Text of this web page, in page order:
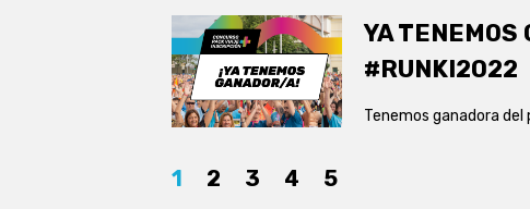
YA TENEMOS
#RUNKI2022
Tenemos ganadora del
1 2 3 4 5